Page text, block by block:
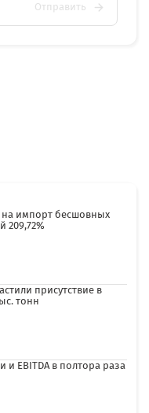
Отправить
импорт бесшовных
209,72%
присутствие в
тонн
и EBITDA в полтора раза